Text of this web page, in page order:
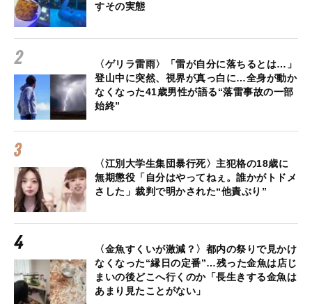
すその実態
〈ゲリラ雷雨〉「雷が自分に落ちるとは…」
登山中に突然、視界が真っ白に…全身が動か
なくなった41歳男性が語る“落雷事故の一部
始終”
〈江別大学生集団暴行死〉主犯格の18歳に
無期懲役「自分はやってねぇ。誰かがトドメ
さした」裁判で明かされた“他責ぶり”
〈金魚すくいが激減？〉都内の祭りで見かけ
なくなった“縁日の定番”…残った金魚は店じ
まいの後どこへ行くのか「長生きする金魚は
あまり見たことがない」